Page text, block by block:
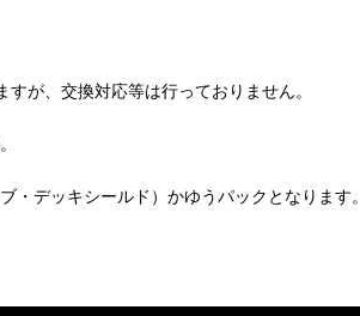
が、交換対応等は行っておりません。
・デッキシールド）かゆうパックとなります。